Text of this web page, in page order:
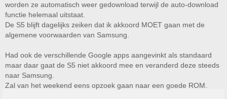
worden ze automatisch weer gedownload terwijl de auto-download
functie helemaal uitstaat.
De S5 blijft dagelijks zeiken dat ik akkoord MOET gaan met de
algemene voorwaarden van Samsung.
Had ook de verschillende Google apps aangevinkt als standaard
maar daar gaat de S5 niet akkoord mee en veranderd deze steeds
naar Samsung.
Zal van het weekend eens opzoek gaan naar een goede ROM.